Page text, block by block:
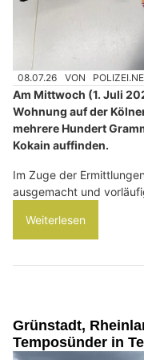
08.07.26 VON
Am Mittwoch (1. Juli
Wohnung auf der
mehrere Hundert
Kokain auffinden.
Im Zuge der
ausgemacht und
Weiterlesen
Grünstadt,
Temposünder in